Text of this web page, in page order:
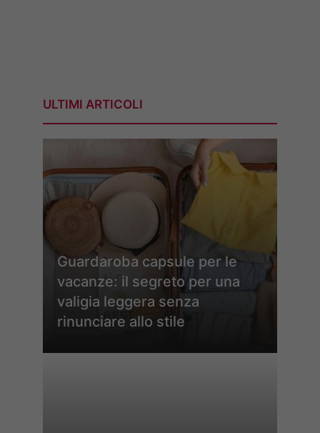
ULTIMI ARTICOLI
Guardaroba capsule per le
vacanze: il segreto per una
valigia leggera senza
rinunciare allo stile